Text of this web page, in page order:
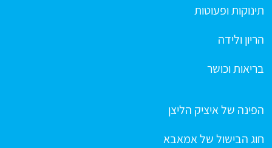
תינוקות ופעוטות
הריון ולידה
בריאות וכושר
הפינה של איציק הליצן
חוג הבישול של אמאבא